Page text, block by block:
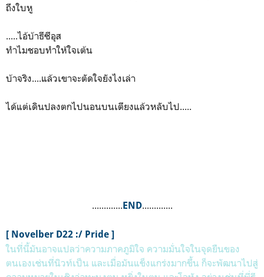
ถึงใบหู
.....ไอ้บ้าธีซีอุส
ทำไมชอบทำให้ใจเต้น
บ้าจริง....แล้วเขาจะตัดใจยังไงเล่า
ได้แต่เดินปลงตกไปนอนบนเตียงแล้วหลับไป.....
.............END.............
[ Novelber D22 :/ Pride ]
ในที่นี้มันอาจแปลว่าความภาคภูมิใจ ความมั่นใจในจุดยืนของ
ตนเองเช่นที่นิวท์เป็น และเมื่อมันแข็งแกร่งมากขึ้น ก็จะพัฒนาไปสู่